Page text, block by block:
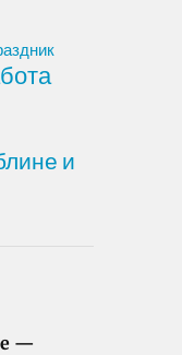
и
—